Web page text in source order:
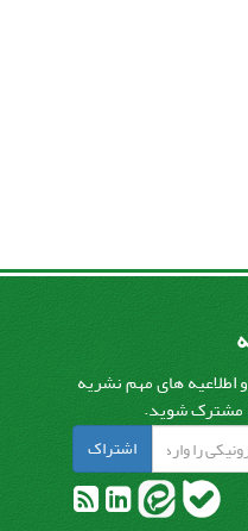
اطلاعیه های مهم نشریه
مشترک شوید.
اشتراک